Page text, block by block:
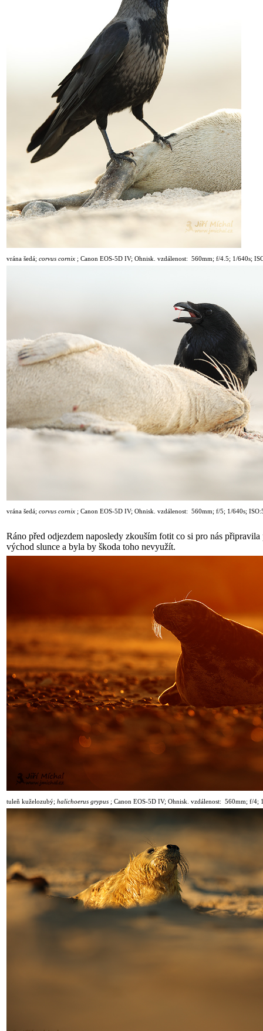
vrána šedá; corvus cornix ; Canon EOS-5D IV; Ohnisk. vzdálenost: 560mm; f/4.5; 1 /640s;
vrána šedá; corvus cornix ; Canon EOS-5D IV; Ohnisk. vzdálenost: 560mm; f/5; 1 /640s;
Ráno před odjezdem naposledy zkouším fotit co si pro nás
východ slunce a byla by škoda toho nevyužít.
tuleň kuželozubý; halichoerus grypus ; Canon EOS-5D IV; Ohnisk. vzdálenost: 560mm; f/4;